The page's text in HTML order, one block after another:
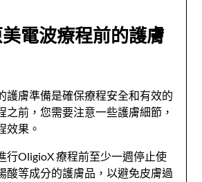
電波療程前的護膚
護膚準備是確保療程安全和有效的
之前，您需要注意一些護膚細節，
效果。
行OligioX 療程前至少一週停止使
酸等成分的護膚品，以避免皮膚過